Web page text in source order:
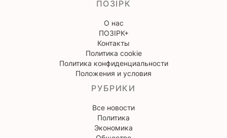
ПОЗІРК
О нас
ПОЗІРК+
Контакты
Политика cookie
Политика конфиденциальности
Положения и условия
РУБРИКИ
Все новости
Политика
Экономика